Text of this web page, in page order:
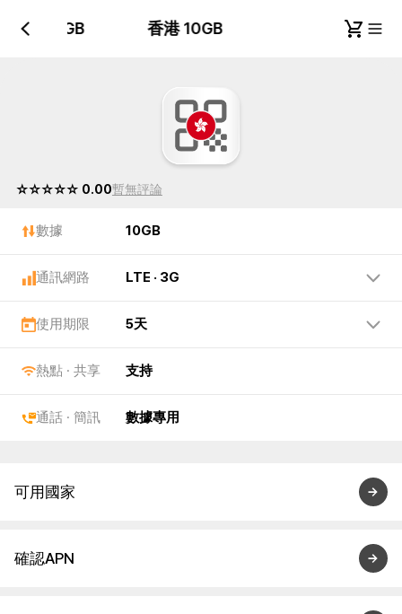
香港 10GB 香港 10GB
☆☆☆☆☆ 0.00暫無評論
數據 10GB
通訊網路 LTE · 3G
使用期限 5天
熱點 · 共享 支持
通話 · 簡訊 數據專用
可用國家
確認APN